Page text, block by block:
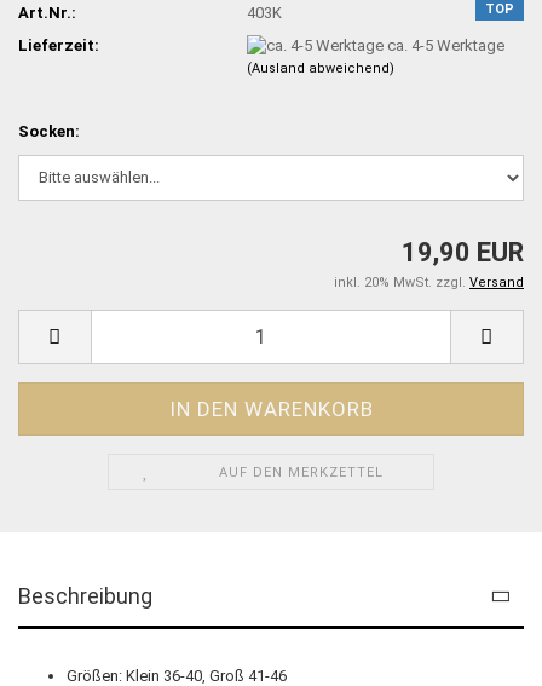
TOP
Art.Nr.:
403K
Lieferzeit:
ca. 4-5 Werktage
(Ausland abweichend)
Socken:
19,90 EUR
inkl. 20% MwSt. zzgl. Versand
AUF DEN MERKZETTEL
Beschreibung
Größen: Klein 36-40, Groß 41-46